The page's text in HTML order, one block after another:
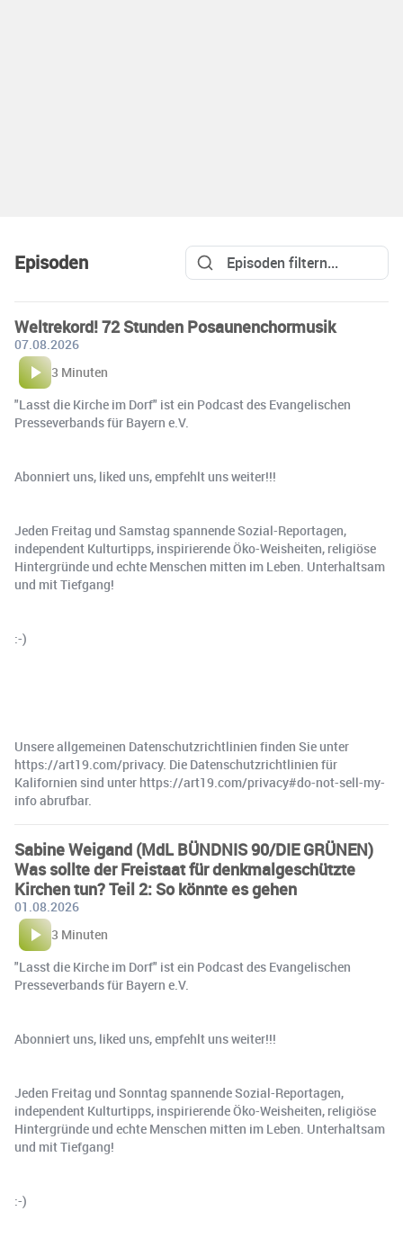
Episoden
Weltrekord! 72 Stunden Posaunenchormusik
07.08.2026
3 Minuten
"Lasst die Kirche im Dorf" ist ein Podcast des Evangelischen
Presseverbands für Bayern e.V.
Abonniert uns, liked uns, empfehlt uns weiter!!!
Jeden Freitag und Samstag spannende Sozial-Reportagen,
independent Kulturtipps, inspirierende Öko-Weisheiten, religiöse
Hintergründe und echte Menschen mitten im Leben. Unterhaltsam
und mit Tiefgang!
:-)
Unsere allgemeinen Datenschutzrichtlinien finden Sie unter
https://art19.com/privacy. Die Datenschutzrichtlinien für
Kalifornien sind unter https://art19.com/privacy#do-not-sell-my-
info abrufbar.
Sabine Weigand (MdL BÜNDNIS 90/DIE GRÜNEN)
Was sollte der Freistaat für denkmalgeschützte
Kirchen tun? Teil 2: So könnte es gehen
01.08.2026
3 Minuten
"Lasst die Kirche im Dorf" ist ein Podcast des Evangelischen
Presseverbands für Bayern e.V.
Abonniert uns, liked uns, empfehlt uns weiter!!!
Jeden Freitag und Sonntag spannende Sozial-Reportagen,
independent Kulturtipps, inspirierende Öko-Weisheiten, religiöse
Hintergründe und echte Menschen mitten im Leben. Unterhaltsam
und mit Tiefgang!
:-)